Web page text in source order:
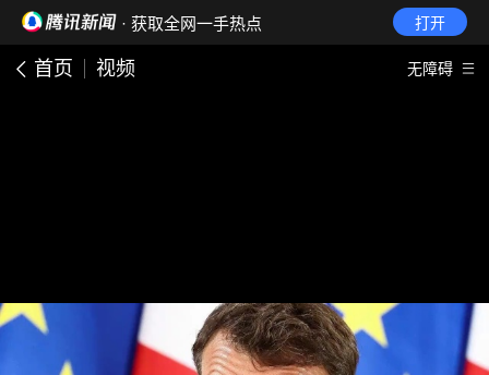
· 获取全网一手热点 打开
首页 视频 无障碍